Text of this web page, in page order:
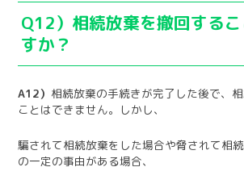
Q12）相続放棄を撤回する
すか？
A12） 相続放棄の手続きが完了した後で、
ことはできません。しかし、
騙されて相続放棄をした場合や脅されて相
の一定の事由がある場合、